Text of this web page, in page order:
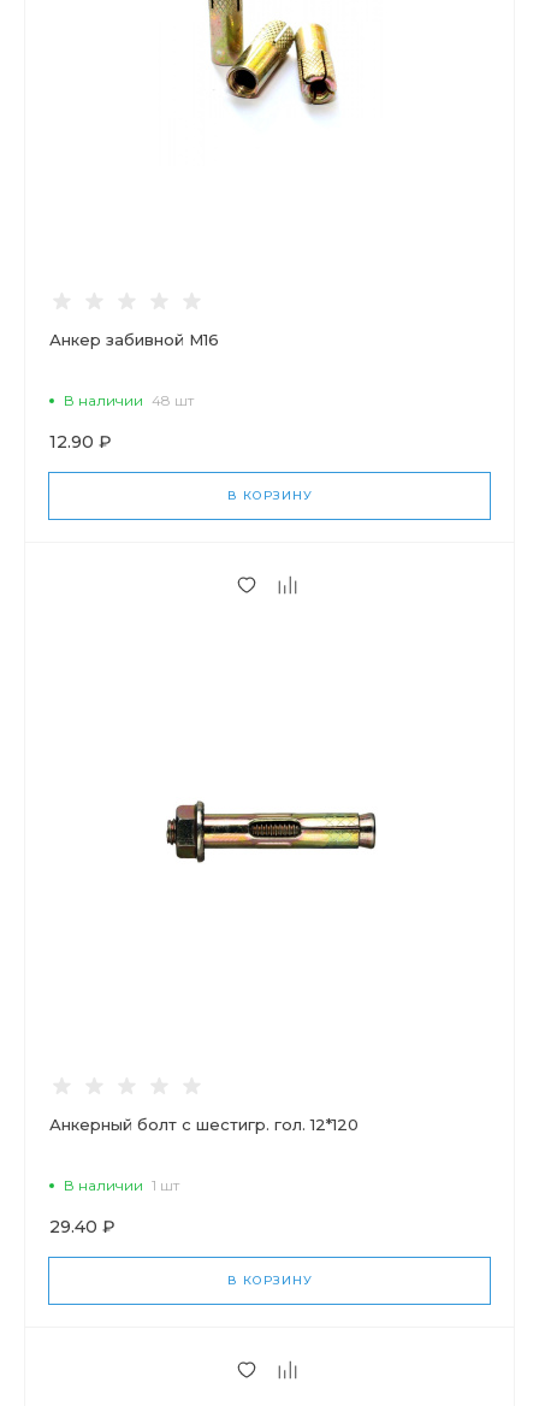
Анкер забивной М16
В наличии 48 шт
12.90 ₽
В КОРЗИНУ
Анкерный болт с шестигр. гол. 12*120
В наличии 1 шт
29.40 ₽
В КОРЗИНУ